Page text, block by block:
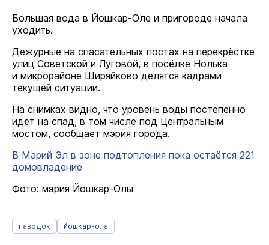
Большая вода в Йошкар-Оле и пригороде начала
уходить.
Дежурные на спасательных постах на перекрёстке
улиц Советской и Луговой, в посёлке Нолька
и микрорайоне Ширяйково делятся кадрами
текущей ситуации.
На снимках видно, что уровень воды постепенно
идёт на спад, в том числе под Центральным
мостом, сообщает мэрия города.
В Марий Эл в зоне подтопления пока остаётся 221
домовладение
Фото: мэрия Йошкар-Олы
паводок йошкар-ола